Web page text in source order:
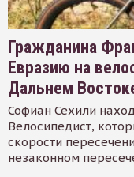
Гражданина
Евразию на
Дальнем
Софиан Сехили
Велосипедист,
скорости
незаконном